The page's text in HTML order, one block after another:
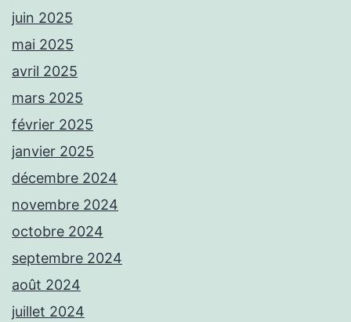
juin 2025
mai 2025
avril 2025
mars 2025
février 2025
janvier 2025
décembre 2024
novembre 2024
octobre 2024
septembre 2024
août 2024
juillet 2024